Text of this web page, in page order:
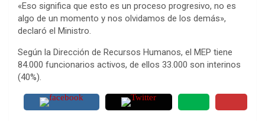
«Eso significa que esto es un proceso progresivo, no es
algo de un momento y nos olvidamos de los demás»,
declaró el Ministro.
Según la Dirección de Recursos Humanos, el MEP tiene
84.000 funcionarios activos, de ellos 33.000 son interinos
(40%).